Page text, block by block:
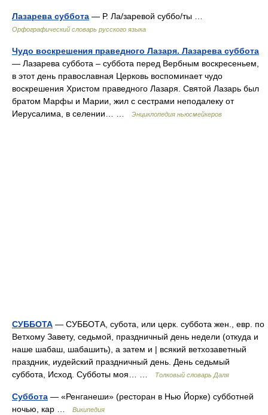
Лазарева суббота — Р. Ла/заревой суббо/ты …
Орфографический словарь русского языка
Чудо воскрешения праведного Лазаря. Лазарева суббота
— Лазарева суббота – суббота перед Вербным воскресеньем,
в этот день православная Церковь воспоминает чудо
воскрешения Христом праведного Лазаря. Святой Лазарь был
братом Марфы и Марии, жил с сестрами неподалеку от
Иерусалима, в селении… …
Энциклопедия ньюсмейкеров
СУББОТА — СУББОТА, субота, или церк. суббота жен., евр. по
Ветхому Завету, седьмой, праздничный день недели (откуда и
наше шабаш, шабашить), а затем и | всякий ветхозаветный
праздник, иудейский праздничный день. День седьмый
суббота, Исход. Субботы моя… …
Толковый словарь Даля
Суббота — «Ренганеши» (ресторан в Нью Йорке) субботней
ночью, кар …
Википедия